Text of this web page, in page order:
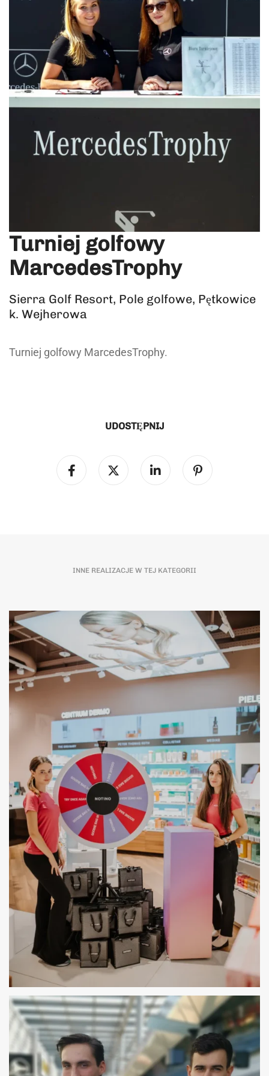
Turniej golfowy
MarcedesTrophy
Sierra Golf Resort, Pole golfowe, Pętkowice
k. Wejherowa
Turniej golfowy MarcedesTrophy.
UDOSTĘPNIJ
INNE REALIZACJE W TEJ KATEGORII
HOSTESSY OBSŁUGA EVENTÓW NOTINO